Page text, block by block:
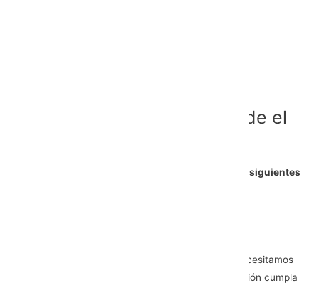
Preguntas a las que responde el
Un plan operativo ágil de CI efectivo resuelve las siguientes
¿Qué proyectos de comunicación interna necesitamos
llevar a cabo para ayudar a que la organización cumpla